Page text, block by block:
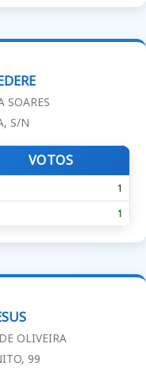
SOARES
S/N
VOTOS
1
1
OLIVEIRA
99